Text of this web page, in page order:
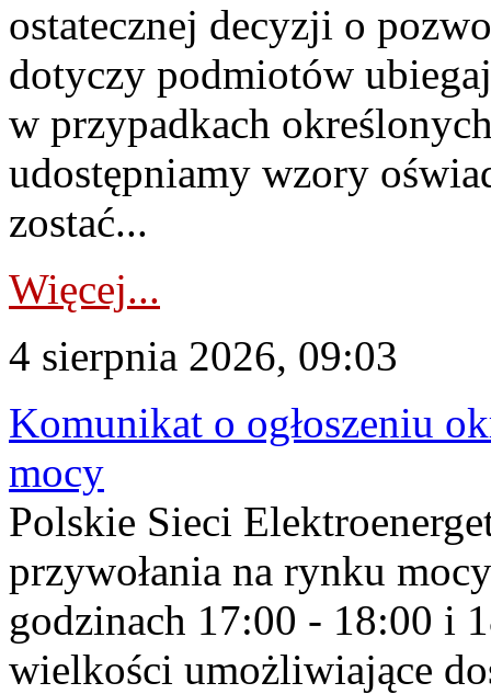
ostatecznej decyzji o
dotyczy podmiotów
w przypadkach
udostępniamy wzory
zostać...
Więcej...
4 sierpnia 2026, 09:03
Komunikat o ogłoszeniu
mocy
Polskie Sieci
przywołania na rynku
godzinach 17:00 - 18:00 i
wielkości umożliwiające